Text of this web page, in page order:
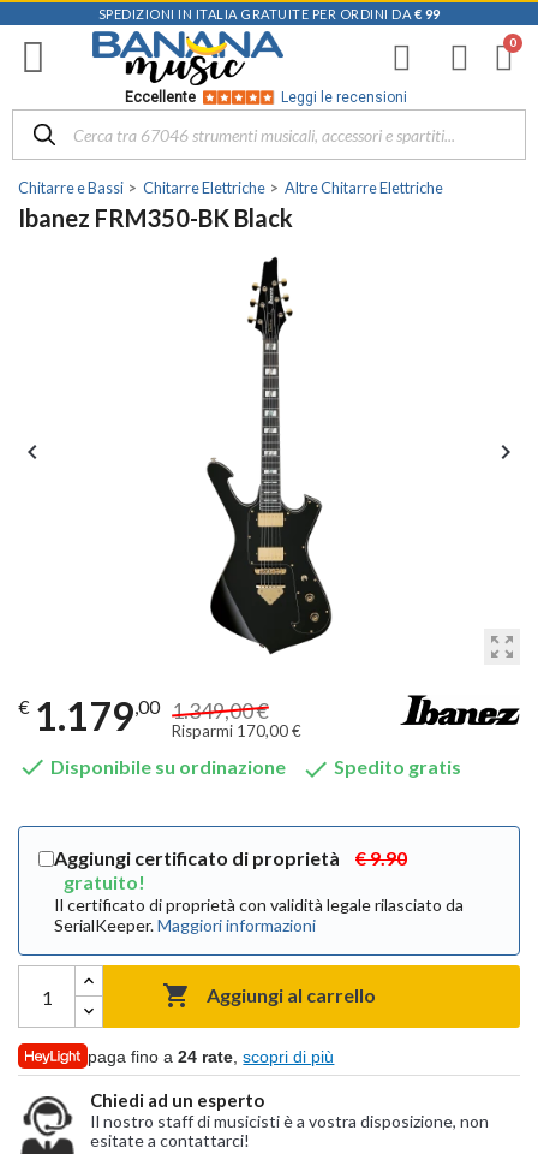
SPEDIZIONI IN ITALIA GRATUITE PER ORDINI DA € 99
Eccellente Leggi le recensioni
Chitarre e Bassi Chitarre Elettriche Altre Chitarre Elettriche
Ibanez FRM350-BK Black
zoom_out_map
 
€ 1.179,00 1.349,00 €
Risparmi 170,00 €
 Disponibile su ordinazione  Spedito gratis
Aggiungi certificato di proprietà
€ 9.90
gratuito!
Il certificato di proprietà con validità legale rilasciato da
SerialKeeper.Maggiori informazioni
 Aggiungi al carrello
paga fino a24 rate ,scopri di più
Chiedi ad un esperto
Il nostro staff di musicisti è a vostra disposizione, non
esitate a contattarci!